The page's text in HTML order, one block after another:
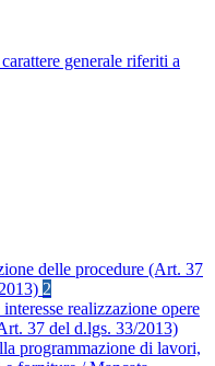
generale riferiti a
delle procedure (Art. 37
2
realizzazione opere
37 del d.lgs. 33/2013)
programmazione di lavori,